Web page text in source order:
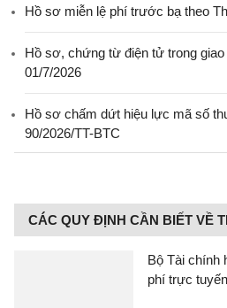
Hồ sơ miễn lệ phí trước bạ theo
Hồ sơ, chứng từ điện tử trong
01/7/2026
Hồ sơ chấm dứt hiệu lực mã số
90/2026/TT-BTC
CÁC QUY ĐỊNH CẦN BIẾT VỀ
Bộ Tài chính
phí trực tuyến